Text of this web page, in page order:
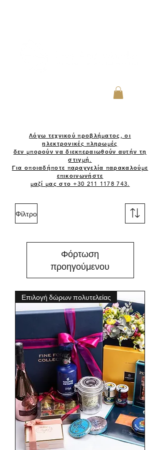
Λόγω τεχνικού προβλήματος, οι
ηλεκτρονικές πληρωμές
δεν μπορούν να διεκπεραιωθούν αυτήν τη
στιγμή.
Για οποιαδήποτε παραγγελία παρακαλούμε
επικοινωνήστε
μαζί μας στο +30 211 1178 743.
Φίλτρο
Φόρτωση
προηγούμενου
Επιλογή δώρων πολυτελείας